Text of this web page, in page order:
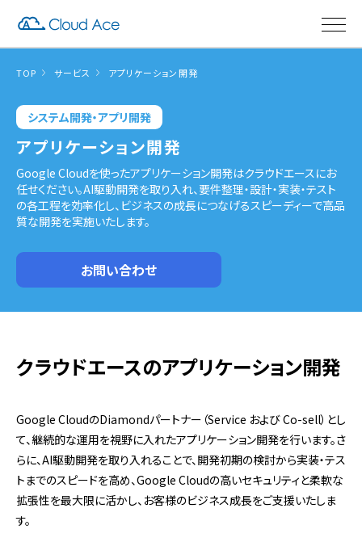
TOP サービス アプリケーション開発
システム開発・アプリ開発
アプリケーション開発
Google Cloudを使ったアプリケーション開発はクラウドエースにお
任せください。AI駆動開発を取り入れ、要件整理・設計・実装・テスト
の各工程を効率化し、ビジネスの成長につなげるスピーディーで高品
質な開発を実施いたします。
お問い合わせ
クラウドエースのアプリケーション開発
Google CloudのDiamondパートナー（Service および Co-sell）とし
て、継続的な運用を視野に入れたアプリケーション開発を行います。さ
らに、AI駆動開発を取り入れることで、開発初期の検討から実装・テス
トまでのスピードを高め、Google Cloudの高いセキュリティと柔軟な
拡張性を最大限に活かし、お客様のビジネス成長をご支援いたしま
す。